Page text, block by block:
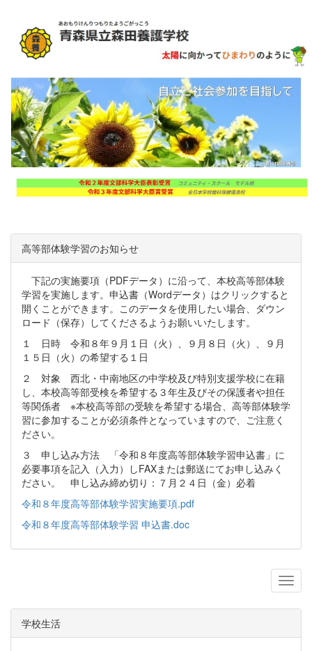
高等部体験学習のお知らせ
下記の実施要項（PDFデータ）に沿って、本校高等部体験
学習を実施します。申込書（Wordデータ）はクリックすると
開くことができます。このデータを使用したい場合、ダウン
ロード（保存）してくださるようお願いいたします。
１ 日時 令和８年９月１日（火）、９月８日（火）、９月
１５日（火）の希望する１日
２ 対象 西北・中南地区の中学校及び特別支援学校に在籍
し、本校高等部受検を希望する３年生及びその保護者や担任
等関係者 ※本校高等部の受験を希望する場合、高等部体験学
習に参加することが必須条件となっていますので、ご注意く
ださい。
３ 申し込み方法 「令和８年度高等部体験学習申込書」に
必要事項を記入（入力）しFAXまたは郵送にてお申し込みく
ださい。 申し込み締め切り：７月２４日（金）必着
令和８年度高等部体験学習実施要項.pdf
令和８年度高等部体験学習 申込書.doc
学校生活